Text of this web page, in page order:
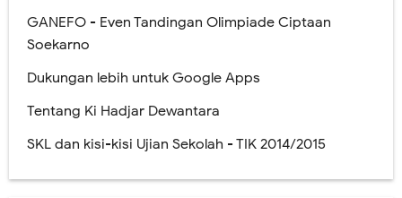
GANEFO - Even Tandingan Olimpiade Ciptaan
Soekarno
Dukungan lebih untuk Google Apps
Tentang Ki Hadjar Dewantara
SKL dan kisi-kisi Ujian Sekolah - TIK 2014/2015